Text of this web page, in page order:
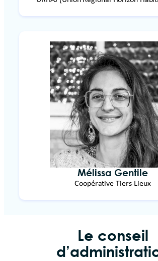
Mélissa Gentile
Coopérative Tiers-Lieux
Le conseil